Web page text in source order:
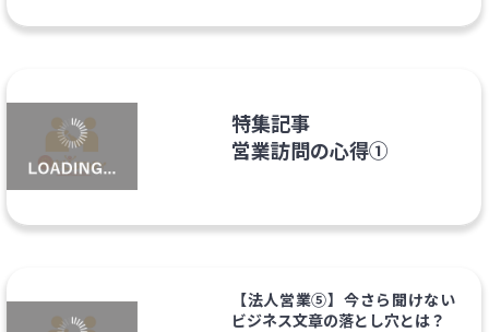
特集記事
営業訪問の心得①
【法人営業⑤】今さら聞けない
ビジネス文章の落とし穴とは？